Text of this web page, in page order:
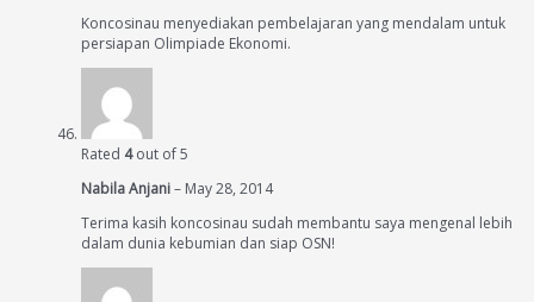
Koncosinau menyediakan pembelajaran yang mendalam untuk
persiapan Olimpiade Ekonomi.
Rated 4out of 5
Nabila Anjani– May 28, 2014
Terima kasih koncosinau sudah membantu saya mengenal lebih
dalam dunia kebumian dan siap OSN!